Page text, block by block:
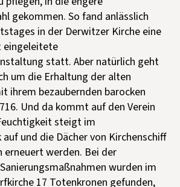
gekommen. So fand anlässlich
in der Derwitzer Kirche eine
eingeleitete
statt. Aber natürlich geht
um die Erhaltung der alten
ihrem bezaubernden barocken
Und da kommt auf den Verein
steigt im
und die Dächer von Kirchenschiff
erneuert werden. Bei der
wurden im
17 Totenkronen gefunden,